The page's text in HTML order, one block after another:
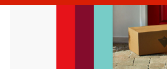
à
22:00
cliquer
pour